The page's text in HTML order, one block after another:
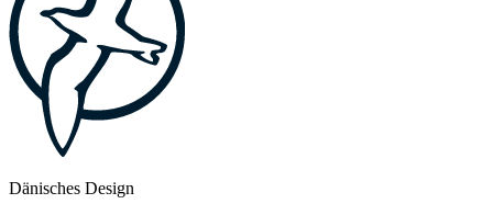
Dänisches Design